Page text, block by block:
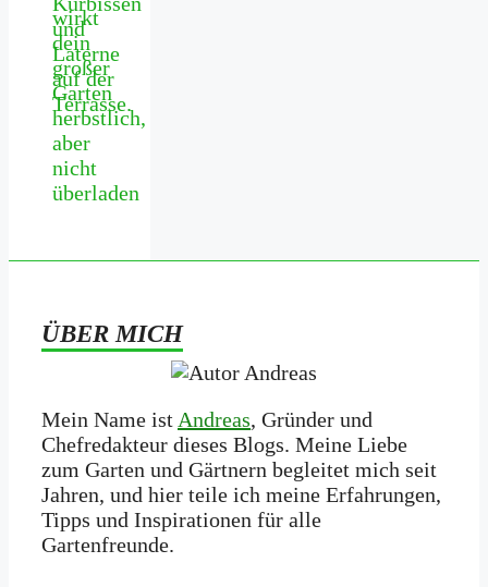
wirkt
dein
großer
Garten
herbstlich,
aber
nicht
überladen
ÜBER MICH
Mein Name ist Andreas, Gründer und
Chefredakteur dieses Blogs. Meine Liebe
zum Garten und Gärtnern begleitet mich seit
Jahren, und hier teile ich meine Erfahrungen,
Tipps und Inspirationen für alle
Gartenfreunde.